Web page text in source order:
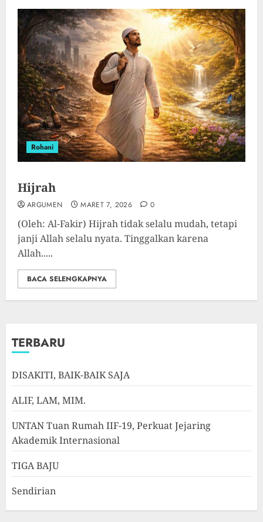
Rohani
Hijrah
ARGUMEN MARET 7, 2026 0
(Oleh: Al-Fakir) Hijrah tidak selalu mudah, tetapi
janji Allah selalu nyata. Tinggalkan karena
Allah.....
BACA SELENGKAPNYA
TERBARU
DISAKITI, BAIK-BAIK SAJA
ALIF, LAM, MIM.
UNTAN Tuan Rumah IIF-19, Perkuat Jejaring
Akademik Internasional
TIGA BAJU
Sendirian